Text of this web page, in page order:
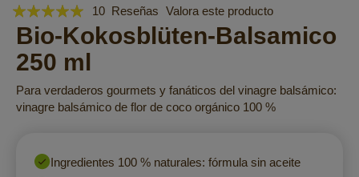
Saltar
al
comienzo
de
la
galería
de
Valoración:
100
% of100
10 Reseñas Valora este producto
Bio-Kokosblüten-Balsamico
250 ml
Para verdaderos gourmets y fanáticos del vinagre balsámico:
vinagre balsámico de flor de coco orgánico 100 %
Ingredientes 100 % naturales: fórmula sin aceite